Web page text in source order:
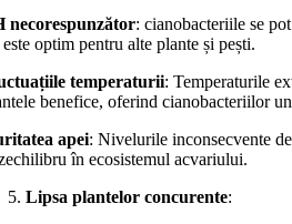
necorespunzător: cianobacteriile se
optim pentru alte plante și pești.
temperaturii: Temperaturile
benefice, oferind cianobacteriilor
apei: Nivelurile inconsecvente
în ecosistemul acvariului.
Lipsa plantelor concurente: